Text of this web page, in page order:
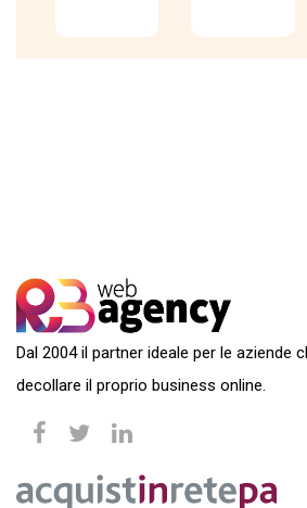
Dal 2004 il partner ideale per le aziende
decollare il proprio business online.